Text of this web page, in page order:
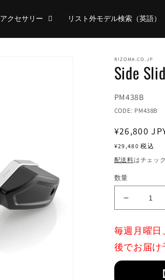
アクセサリー リスト外モデル検索（英語）
RIZOMA.CO.JP
Side
Translation
missing:
PM438B
CODE: PM438B
通
常
価
格
¥26,800
¥29,480 税込
配送料はチェッ
数量
Sliders
:
PM438B
の
数
毎週月曜日
後でお届け